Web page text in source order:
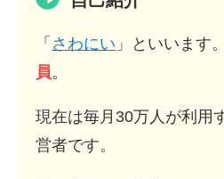
「 さわにい 」といいます。
員 。
現在は毎月30万人が利用
営者です。